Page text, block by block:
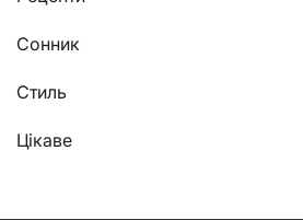
Сонник
Стиль
Цікаве